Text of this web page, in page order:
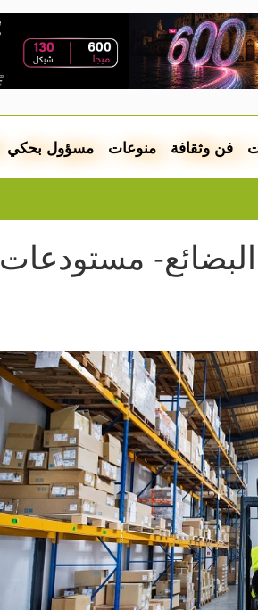
فن وثقافة منوعات مسؤول بحكي
مستودعات